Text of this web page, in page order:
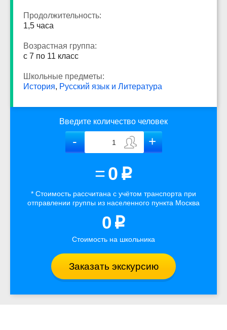
Продолжительность:
1,5 часа
Возрастная группа:
с 7 по 11 класс
Школьные предметы:
История, Русский язык и Литература
Введите количество человек
=0 p
* Стоимость рассчитана с учётом транспорта при
отправлении группы из населенного пункта Москва
0 p
Стоимость на школьника
Заказать экскурсию